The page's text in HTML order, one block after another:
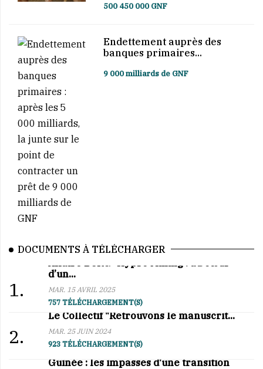
500 450 000 GNF
Endettement auprès des
banques primaires...
9 000 milliards de GNF
DOCUMENTS À TÉLÉCHARGER
1.
d’un...
MAR. 15 AVRIL 2025
757 TÉLÉCHARGEMENT(S)
2.
Le Collectif "Retrouvons le manuscrit...
MAR. 25 JUIN 2024
923 TÉLÉCHARGEMENT(S)
Guinée : les impasses d'une transition